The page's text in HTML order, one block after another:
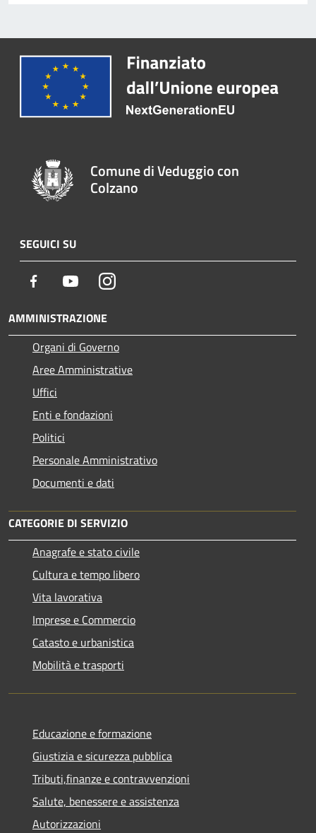
Comune di Veduggio con
Colzano
SEGUICI SU
Facebook YoutubeInstagram
AMMINISTRAZIONE
Organi di Governo
Aree Amministrative
Uffici
Enti e fondazioni
Politici
Personale Amministrativo
Documenti e dati
CATEGORIE DI SERVIZIO
Anagrafe e stato civile
Cultura e tempo libero
Vita lavorativa
Imprese e Commercio
Catasto e urbanistica
Mobilità e trasporti
Educazione e formazione
Giustizia e sicurezza pubblica
Tributi,finanze e contravvenzioni
Salute, benessere e assistenza
Autorizzazioni